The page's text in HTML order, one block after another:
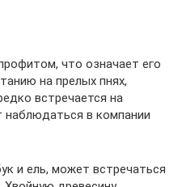
что означает его
на прелых пнях,
встречается на
в компании
и ель, может встречаться